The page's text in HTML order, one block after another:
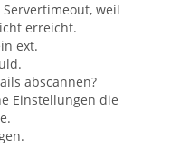
weil
erreicht.
ext.
abscannen?
Einstellungen die